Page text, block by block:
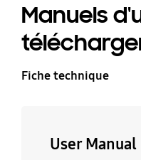
Manuels
Fiche technique
User Manual